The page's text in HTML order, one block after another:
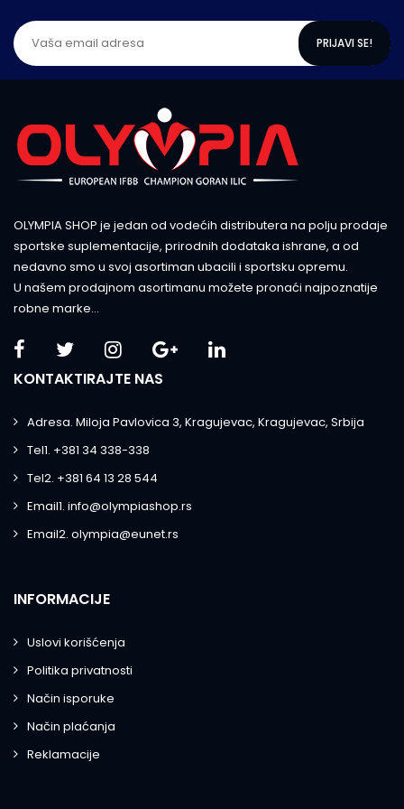
PRIJAVI SE!
OLYMPIA SHOP je jedan od vodećih distributera na polju prodaje
sportske suplementacije, prirodnih dodataka ishrane, a od
nedavno smo u svoj asortiman ubacili i sportsku opremu.
U našem prodajnom asortimanu možete pronaći najpoznatije
robne marke...
KONTAKTIRAJTE NAS
Adresa. Miloja Pavlovica 3, Kragujevac, Kragujevac, Srbija
Tel1. +381 34 338-338
Tel2. +381 64 13 28 544
Email1. info@olympiashop.rs
Email2. olympia@eunet.rs
INFORMACIJE
Uslovi korišćenja
Politika privatnosti
Način isporuke
Način plaćanja
Reklamacije